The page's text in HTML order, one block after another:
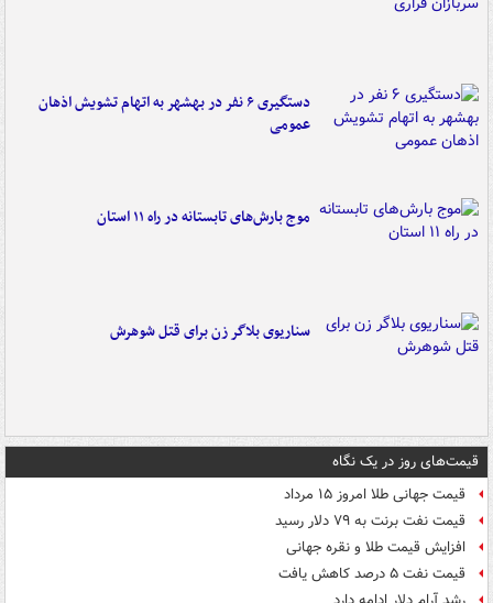
دستگیری ۶ نفر در بهشهر به اتهام تشویش اذهان
عمومی
موج بارش‌های تابستانه در راه ۱۱ استان
سناریوی بلاگر زن برای قتل شوهرش
قیمت‌های روز در یک نگاه
قیمت جهانی طلا امروز ۱۵ مرداد
قیمت نفت برنت به ۷۹ دلار رسید
افزایش قیمت طلا و نقره جهانی
قیمت نفت ۵ درصد کاهش یافت